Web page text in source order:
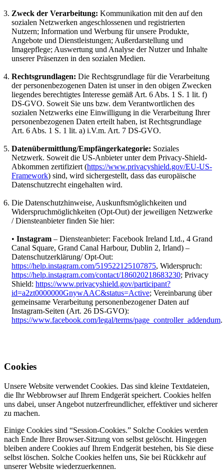
Zweck der Verarbeitung: Kommunikation mit den auf den
sozialen Netzwerken angeschlossenen und registrierten
Nutzern; Information und Werbung für unsere Produkte,
Angebote und Dienstleistungen; Außerdarstellung und
Imagepflege; Auswertung und Analyse der Nutzer und Inhalte
unserer Präsenzen in den sozialen Medien.
Rechtsgrundlagen: Die Rechtsgrundlage für die Verarbeitung
der personenbezogenen Daten ist unser in den obigen Zwecken
liegendes berechtigtes Interesse gemäß Art. 6 Abs. 1 S. 1 lit. f)
DS-GVO. Soweit Sie uns bzw. dem Verantwortlichen des
sozialen Netzwerks eine Einwilligung in die Verarbeitung Ihrer
personenbezogenen Daten erteilt haben, ist Rechtsgrundlage
Art. 6 Abs. 1 S. 1 lit. a) i.V.m. Art. 7 DS-GVO.
Datenübermittlung/Empfängerkategorie: Soziales
Netzwerk. Soweit die US-Anbieter unter dem Privacy-Shield-
Abkommen zertifiziert (https://www.privacyshield.gov/EU-US-
Framework) sind, wird sichergestellt, dass das europäische
Datenschutzrecht eingehalten wird.
Die Datenschutzhinweise, Auskunftsmöglichkeiten und
Widerspruchmöglichkeiten (Opt-Out) der jeweiligen Netzwerke
/ Diensteanbieter finden Sie hier:
• Instagram – Diensteanbieter: Facebook Ireland Ltd., 4 Grand
Canal Square, Grand Canal Harbour, Dublin 2, Irland) –
Datenschutzerklärung/ Opt-Out:
https://help.instagram.com/519522125107875, Widerspruch:
https://help.instagram.com/contact/186020218683230; Privacy
Shield: https://www.privacyshield.gov/participant?
id=a2zt0000000GnywAAC&status=Active; Vereinbarung über
gemeinsame Verarbeitung personenbezogener Daten auf
Instagram-Seiten (Art. 26 DS-GVO):
https://www.facebook.com/legal/terms/page_controller_addendum.
Cookies
Unsere Website verwendet Cookies. Das sind kleine Textdateien,
die Ihr Webbrowser auf Ihrem Endgerät speichert. Cookies helfen
uns dabei, unser Angebot nutzerfreundlicher, effektiver und sicherer
zu machen.
Einige Cookies sind “Session-Cookies.” Solche Cookies werden
nach Ende Ihrer Browser-Sitzung von selbst gelöscht. Hingegen
bleiben andere Cookies auf Ihrem Endgerät bestehen, bis Sie diese
selbst löschen. Solche Cookies helfen uns, Sie bei Rückkehr auf
unserer Website wiederzuerkennen.